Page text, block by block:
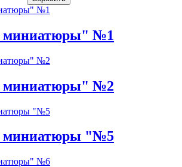
миниатюры" №1
миниатюры" №2
миниатюры "№5